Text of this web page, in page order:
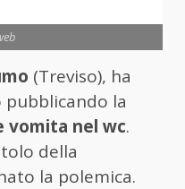
(Treviso), ha
la
vomita nel wc.
della
la polemica.